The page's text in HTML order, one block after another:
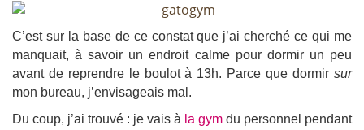
C’est sur la base de ce constat que j’ai cherché ce qui me
manquait, à savoir un endroit calme pour dormir un peu
avant de reprendre le boulot à 13h. Parce que dormir sur
mon bureau, j’envisageais mal.
Du coup, j’ai trouvé : je vais à la gym du personnel pendant